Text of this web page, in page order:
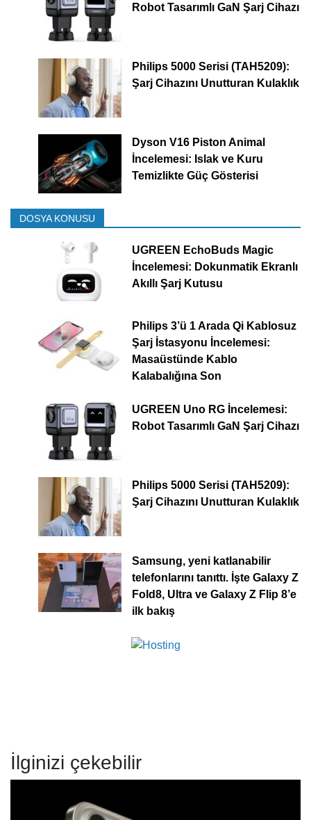
Robot Tasarımlı GaN Şarj Cihazı
Philips 5000 Serisi (TAH5209):
Şarj Cihazını Unutturan Kulaklık
Dyson V16 Piston Animal
İncelemesi: Islak ve Kuru
Temizlikte Güç Gösterisi
DOSYA KONUSU
UGREEN EchoBuds Magic
İncelemesi: Dokunmatik Ekranlı
Akıllı Şarj Kutusu
Philips 3’ü 1 Arada Qi Kablosuz
Şarj İstasyonu İncelemesi:
Masaüstünde Kablo
Kalabalığına Son
UGREEN Uno RG İncelemesi:
Robot Tasarımlı GaN Şarj Cihazı
Philips 5000 Serisi (TAH5209):
Şarj Cihazını Unutturan Kulaklık
Samsung, yeni katlanabilir
telefonlarını tanıttı. İşte Galaxy Z
Fold8, Ultra ve Galaxy Z Flip 8’e
ilk bakış
İlginizi çekebilir